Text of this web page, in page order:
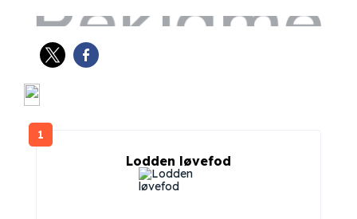
1
Lodden løvefod